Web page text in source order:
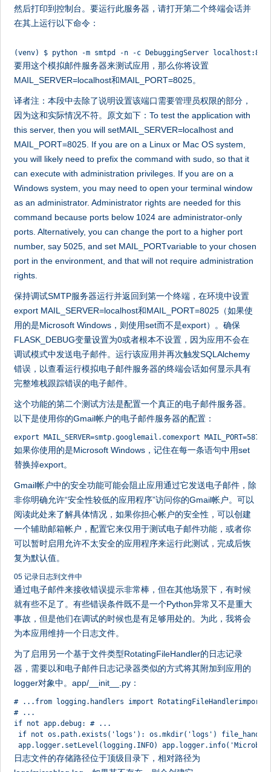
然后打印到控制台。要运行此服务器，请打开第二个终端会话并
在其上运行以下命令：
(venv) $ python -m smtpd -n -c DebuggingServer
要用这个模拟邮件服务器来测试应用，那么你将设置
MAIL_SERVER=localhost和MAIL_PORT=8025。
译者注：本段中去除了说明设置该端口需要管理员权限的部分，
因为这和实际情况不符。原文如下：To test the application with
this server, then you will setMAIL_SERVER=localhost and
MAIL_PORT=8025. If you are on a Linux or Mac OS system,
you will likely need to prefix the command with sudo, so that it
can execute with administration privileges. If you are on a
Windows system, you may need to open your terminal window
as an administrator. Administrator rights are needed for this
command because ports below 1024 are administrator-only
ports. Alternatively, you can change the port to a higher port
number, say 5025, and set MAIL_PORTvariable to your chosen
port in the environment, and that will not require administration
rights.
保持调试SMTP服务器运行并返回到第一个终端，在环境中设置
export MAIL_SERVER=localhost和MAIL_PORT=8025（如果使
用的是Microsoft Windows，则使用set而不是export）。确保
FLASK_DEBUG变量设置为0或者根本不设置，因为应用不会在
调试模式中发送电子邮件。运行该应用并再次触发SQLAlchemy
错误，以查看运行模拟电子邮件服务器的终端会话如何显示具有
完整堆栈跟踪错误的电子邮件。
这个功能的第二个测试方法是配置一个真正的电子邮件服务器。
以下是使用你的Gmail帐户的电子邮件服务器的配置：
export MAIL_SERVER=smtp.googlemail.comexport
如果你使用的是Microsoft Windows，记住在每一条语句中用set
替换掉export。
Gmail帐户中的安全功能可能会阻止应用通过它发送电子邮件，除
非你明确允许“安全性较低的应用程序”访问你的Gmail帐户。可以
阅读此处来了解具体情况，如果你担心帐户的安全性，可以创建
一个辅助邮箱帐户，配置它来仅用于测试电子邮件功能，或者你
可以暂时启用允许不太安全的应用程序来运行此测试，完成后恢
复为默认值。
05 记录日志到文件中
通过电子邮件来接收错误提示非常棒，但在其他场景下，有时候
就有些不足了。有些错误条件既不是一个Python异常又不是重大
事故，但是他们在调试的时候也是有足够用处的。为此，我将会
为本应用维持一个日志文件。
为了启用另一个基于文件类型RotatingFileHandler的日志记录
器，需要以和电子邮件日志记录器类似的方式将其附加到应用的
logger对象中。app/__init__.py：
# ...from logging.handlers import RotatingFileHandlerimport
# ...
if not app.debug: # ...
if not os.path.exists('logs'): os.mkdir('logs') file_handler =
app.logger.setLevel(logging.INFO)
日志文件的存储路径位于顶级目录下，相对路径为